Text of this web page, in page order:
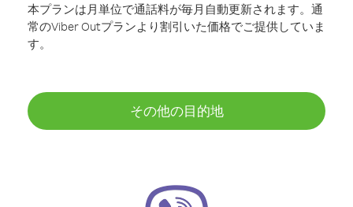
本プランは月単位で通話料が毎月自動更新されます。通
常のViber Outプランより割引いた価格でご提供していま
す。
その他の目的地